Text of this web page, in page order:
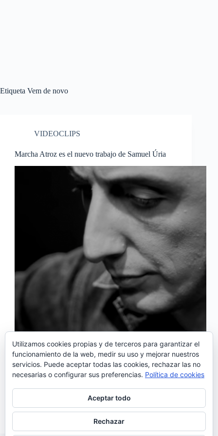
Etiqueta Vem de novo
VIDEOCLIPS
Marcha Atroz es el nuevo trabajo de Samuel Úria
Dos años después del fantástico «Carga de
Ombro»(2016), Samuel Úria vuelve con un nuevo
trabajo: «Marcha Atroz», un epé compuesto por 4
temas: ‘Ferrugem’, ‘Fusão’, ‘Mãos’ y ‘Vem de
Novo’ que han sido lanzados simultáneamente con
un videoclip acompañando cada…
Noemí Sánchez
31/10/2018
Utilizamos cookies propias y de terceros para garantizar el
funcionamiento de la web, medir su uso y mejorar nuestros
servicios. Puede aceptar todas las cookies, rechazar las no
necesarias o configurar sus preferencias. Política de cookies
Aceptar todo
Rechazar